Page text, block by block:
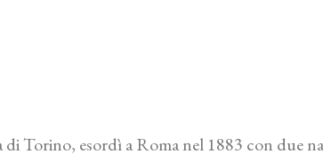
Torino, esordì a Roma nel 1883 con due